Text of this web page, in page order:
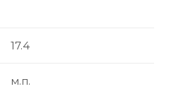
17.4
м.п.